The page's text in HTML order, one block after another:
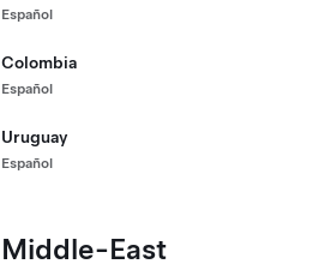
Español
Colombia
Español
Uruguay
Español
Middle-East